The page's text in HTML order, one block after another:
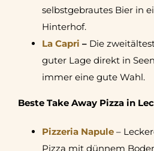
selbstgebrautes Bier in
Hinterhof.
La Capri – Die
guter Lage direkt in
immer eine gute Wahl.
Beste Take Away Pizza in
Pizzeria Napule –
Pizza mit dünnem